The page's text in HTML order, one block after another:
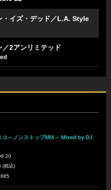
・イズ・デッド／L.A. Style
／2アンリミテッド
コ～ノンストップMIX～ Mixed by DJ
(税込)